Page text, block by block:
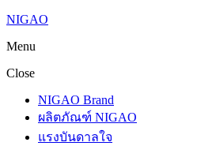
NIGAO
Menu
Close
NIGAO Brand
ผลิตภัณฑ์ NIGAO
แรงบันดาลใจ